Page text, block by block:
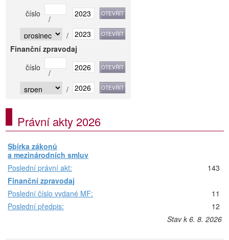
číslo
/
/
Finanční zpravodaj
číslo
/
/
Právní akty 2026
Sbírka zákonů
a mezinárodních smluv
Poslední právní akt:
143
Finanční zpravodaj
Poslední číslo vydané MF:
11
Poslední předpis:
12
Stav k 6. 8. 2026